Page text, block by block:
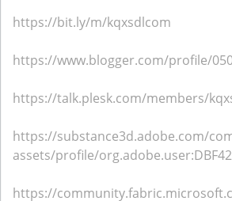
https://bit.ly/m/kqxsdlcom
https://www.blogger.com/profile/
https://talk.plesk.com/members/
https://substance3d.adobe.com/
assets/profile/
https://